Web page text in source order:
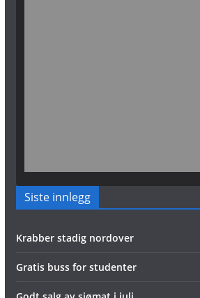
Siste innlegg
Krabber stadig nordover
Gratis buss for studenter